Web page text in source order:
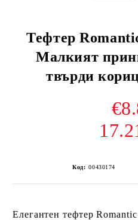
Тефтер
Малкият
твърди
Код: 00430174
Елегантен тефтер